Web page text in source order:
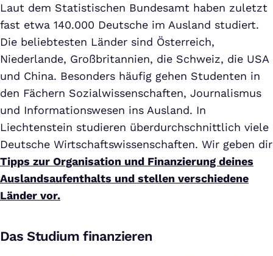
Laut dem Statistischen Bundesamt haben zuletzt
fast etwa 140.000 Deutsche im Ausland studiert.
Die beliebtesten Länder sind Österreich,
Niederlande, Großbritannien, die Schweiz, die USA
und China. Besonders häufig gehen Studenten in
den Fächern Sozialwissenschaften, Journalismus
und Informationswesen ins Ausland. In
Liechtenstein studieren überdurchschnittlich viele
Deutsche Wirtschaftswissenschaften. Wir geben dir
Tipps zur Organisation und Finanzierung deines
Auslandsaufenthalts und stellen verschiedene
Länder vor.
Das Studium finanzieren